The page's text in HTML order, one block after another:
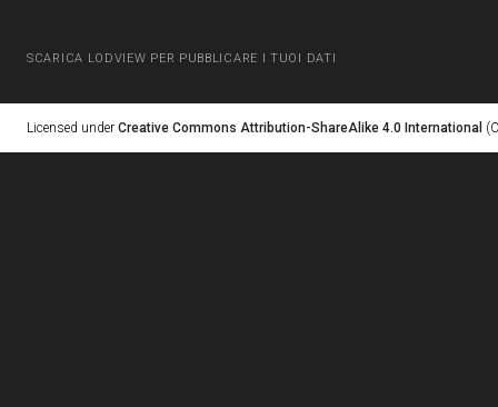
SCARICA LODVIEW PER PUBBLICARE I TUOI DATI
Licensed under Creative Commons Attribution-ShareAlike 4.0 International